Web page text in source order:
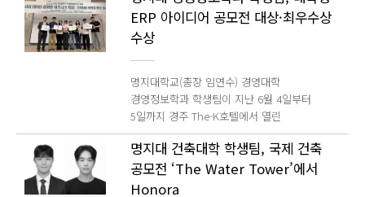
Sciences)에서 연구원으로 재직 중이다. 한편,
이번 연구는 한국연구재단
중견연구자지원사업의 지원을 받아 수행됐으며,
연구 성과는 재료 과학 분야 국제학술지
Advanced Functional Materials(IF 19.9,
JCR 상위 4%) 2026년 7월 2일 자에 게재됐다.
또한 명지대학교 도서관의 지원을 받아 Wiley
하이브리드 저널에 오픈액세스 논문으로
출판됐다.
시스템은 물론, 차세대 피지컬 AI(Physical AI)
분야까지 폭넓게 활용 가능한 임베디드 로봇
소프트웨어의 표준 기반을 마련할 것으로
국책 연구사업의 파트너로서 독보적인 연구
역량을 인정받은 결과다. 아울러 석 박사급
인재와 학부생이 공동으로 국가 전략 과제에
참여함으로써, 실시간 임베디드 소프트웨어와
로봇 시스템 아키텍처, 피지컬 AI 분야에서
대학의 연구 경쟁력을 한층 높이고 미래 로봇
전문 인력을 양성하는 중요한 계기가 될
적용해 물방울 오염으로 저하됐던 AI 객체 인식
성능이 회복되는 효과를 검증함으로써, 향후
Active Cleaning Cover Lens for Physical AI
Optical Sensors」라는 제목으로 게재됐으며,
명지대 전지운 학생이 제1저자로, 정상국 교수가
교신저자로 참여했다. 아울러 윤정우 김우찬
김영광 연구원이 공동 저자로 이름을 올렸다.
전지운 학생은 학부 과정 동안 직접 실험을
설계하고 데이터를 분석하며, 실제 모빌리티
논문으로 박사학위를 취득했다. 해당 논문은
16세기 해부학의 발전을 단순한 의학 지식의
축적이 아닌 인간의 몸에 대한 인식 변화,
의학교육, 인쇄문화, 지식 교류 등 사회 문화적
맥락 속에서 다각도로 조명했다. 이를 통해 의학
발전을 특정 개인의 업적이 아닌 다양한 사회적
요인이 복합적으로 작용한 결과로 규명하는
역사학적 접근의 중요성을 제시했다는 평가를
받는다. 특히 이번 성과는 명지대에서 학부와
대학원 과정을 모두 마친 국내파 연구자가 거둔
쾌거라는 점에서 대학의 교육 성과와 연구
명지대 연구진과 한국정치외교사학회는 오는
6월 22일(월) 오후 2시 대한민국역사박물관에서
「지역의 민주화운동: 기록과 기억」을 주제로
학술대회는 2027년 민주화운동 40주년을
앞두고, 그동안 수도권 중심으로 편중돼 있던
민주화운동 연구와 기록 사업의 범위를
지역으로 확장하기 위해 마련됐다. 특히 지역
시민들이 보관해 온 미발굴 사료를 새롭게
확인하고, 그 역사적 학술적 가치를 조명하는
공동 연구의 중간 성과를 공유하는 자리다. 이번
ERP 아이디어 공모전 대상·최우수상
수상
명지대학교(총장 임연수) 경영대학
경영정보학과 학생팀이 지난 6월 4일부터
5일까지 경주 The-K호텔에서 열린
한국경영정보학회 및 경영정보 관련 학회들이
공동 주최한 2026 경영정보관련
춘계통합학술대회 대학생 ERP 아이디어
공모전에서 대상과 최우수상을 각각 수상했다.
명지대 건축대학 학생팀, 국제 건축
공모전 ‘The Water Tower’에서
Honora